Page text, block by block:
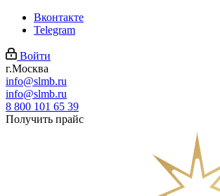
Вконтакте
Telegram
Войти
г.Москва
info@slmb.ru
info@slmb.ru
8 800 101 65 39
Получить прайс